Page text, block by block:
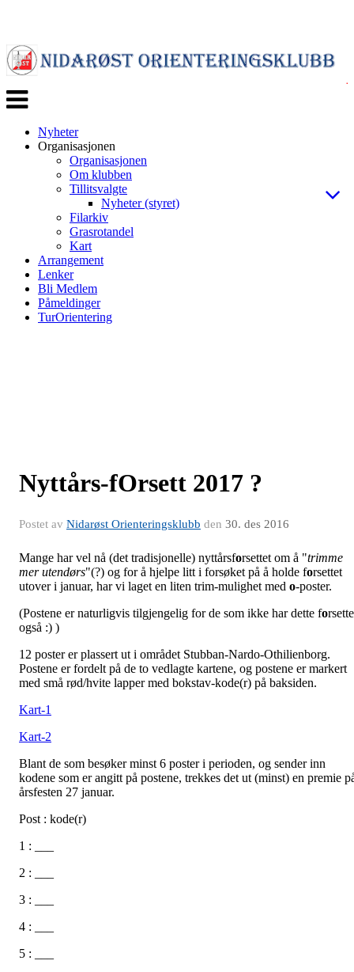
Veksle
navigasjon
Nyheter
Organisasjonen
Organisasjonen
Om klubben
Tillitsvalgte
Nyheter (styret)
Filarkiv
Grasrotandel
Kart
Arrangement
Lenker
Bli Medlem
Påmeldinger
TurOrientering
Nyttårs-fOrsett 2017 ?
Postet av Nidarøst Orienteringsklubb den 30. des 2016
Mange har vel nå (det tradisjonelle) nyttårsforsettet om å "trimme
mer utendørs"(?) og for å hjelpe litt i forsøket på å holde forsettet
utover i januar, har vi laget en liten trim-mulighet med o-poster.
(Postene er naturligvis tilgjengelig for de som ikke har dette fo
også :) )
12 poster er plassert ut i området Stubban-Nardo-Othilienborg.
Postene er fordelt på de to vedlagte kartene, og postene er markert
med små rød/hvite lapper med bokstav-kode(r) på baksiden.
Kart-1
Kart-2
Blant de som besøker minst 6 poster i perioden, og sender inn
kodene som er angitt på postene, trekkes det ut (minst) en premie
årsfesten 27 januar.
Post : kode(r)
1 : ___
2 : ___
3 : ___
4 : ___
5 : ___